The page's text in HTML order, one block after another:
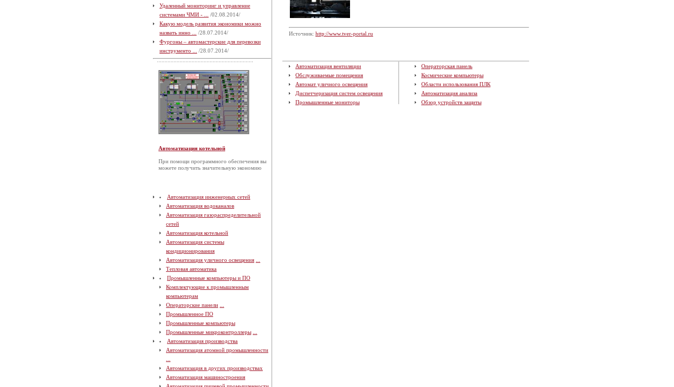
Удаленный мониторинг и управление
системами ЧМИ - ...
/02.08.2014/
Какую модель развития экономики можно
назвать инно ...
/28.07.2014/
Фургоны – автомастерские для перевозки
инструменто ...
/28.07.2014/
Автоматизация котельной
При помощи программного обеспечения вы
можете получить значительную экономию
Автоматизация инженерных сетей
Автоматизация водоканалов
Автоматизация газораспределительной
сетей
Автоматизация котельной
Автоматизация системы
кондиционирования
Автоматизация уличного освещения
Тепловая автоматика
Промышленные компьютеры и ПО
Комплектующие к промышленным
компьютерам
Операторские панели
Промышленное ПО
Промышленные компьютеры
Промышленные микроконтроллеры
Автоматизация производства
Автоматизация атомной промышленности
Автоматизация в других производствах
Автоматизация машиностроения
Источник: http://www.tver-portal.ru
Автоматизация вентиляции
Обслуживаемые помещения
Автомат уличного освещения
Диспетчеризация систем освещения
Промышленные мониторы
Операторская панель
Космические компьютеры
Области использования ПЛК
Автоматизация анализа
Обзор устройств защиты